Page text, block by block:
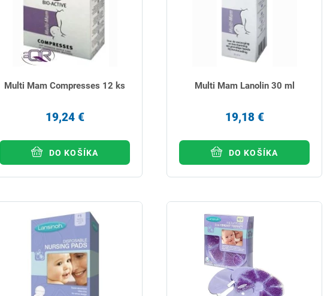
Multi Mam Compresses 12 ks
19,24 €
DO KOŠÍKA
Multi Mam Lanolin 30 ml
19,18 €
DO KOŠÍKA